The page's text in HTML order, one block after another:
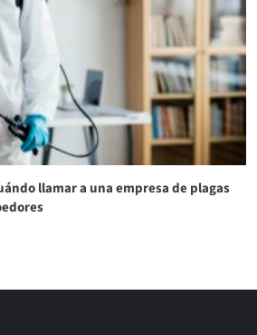
llamar a una empresa de plagas